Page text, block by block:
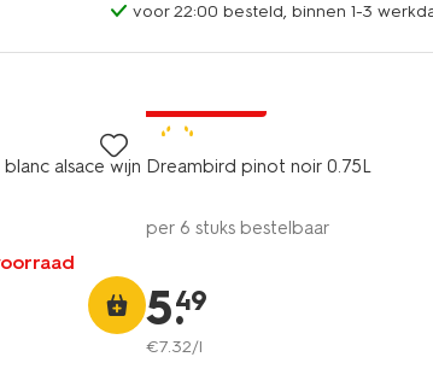
voor 22:00 besteld, binnen 1-3
alsace wijn Dreambird pinot noir 0.75L
per 6 stuks bestelbaar
5.
49
€7.32/l